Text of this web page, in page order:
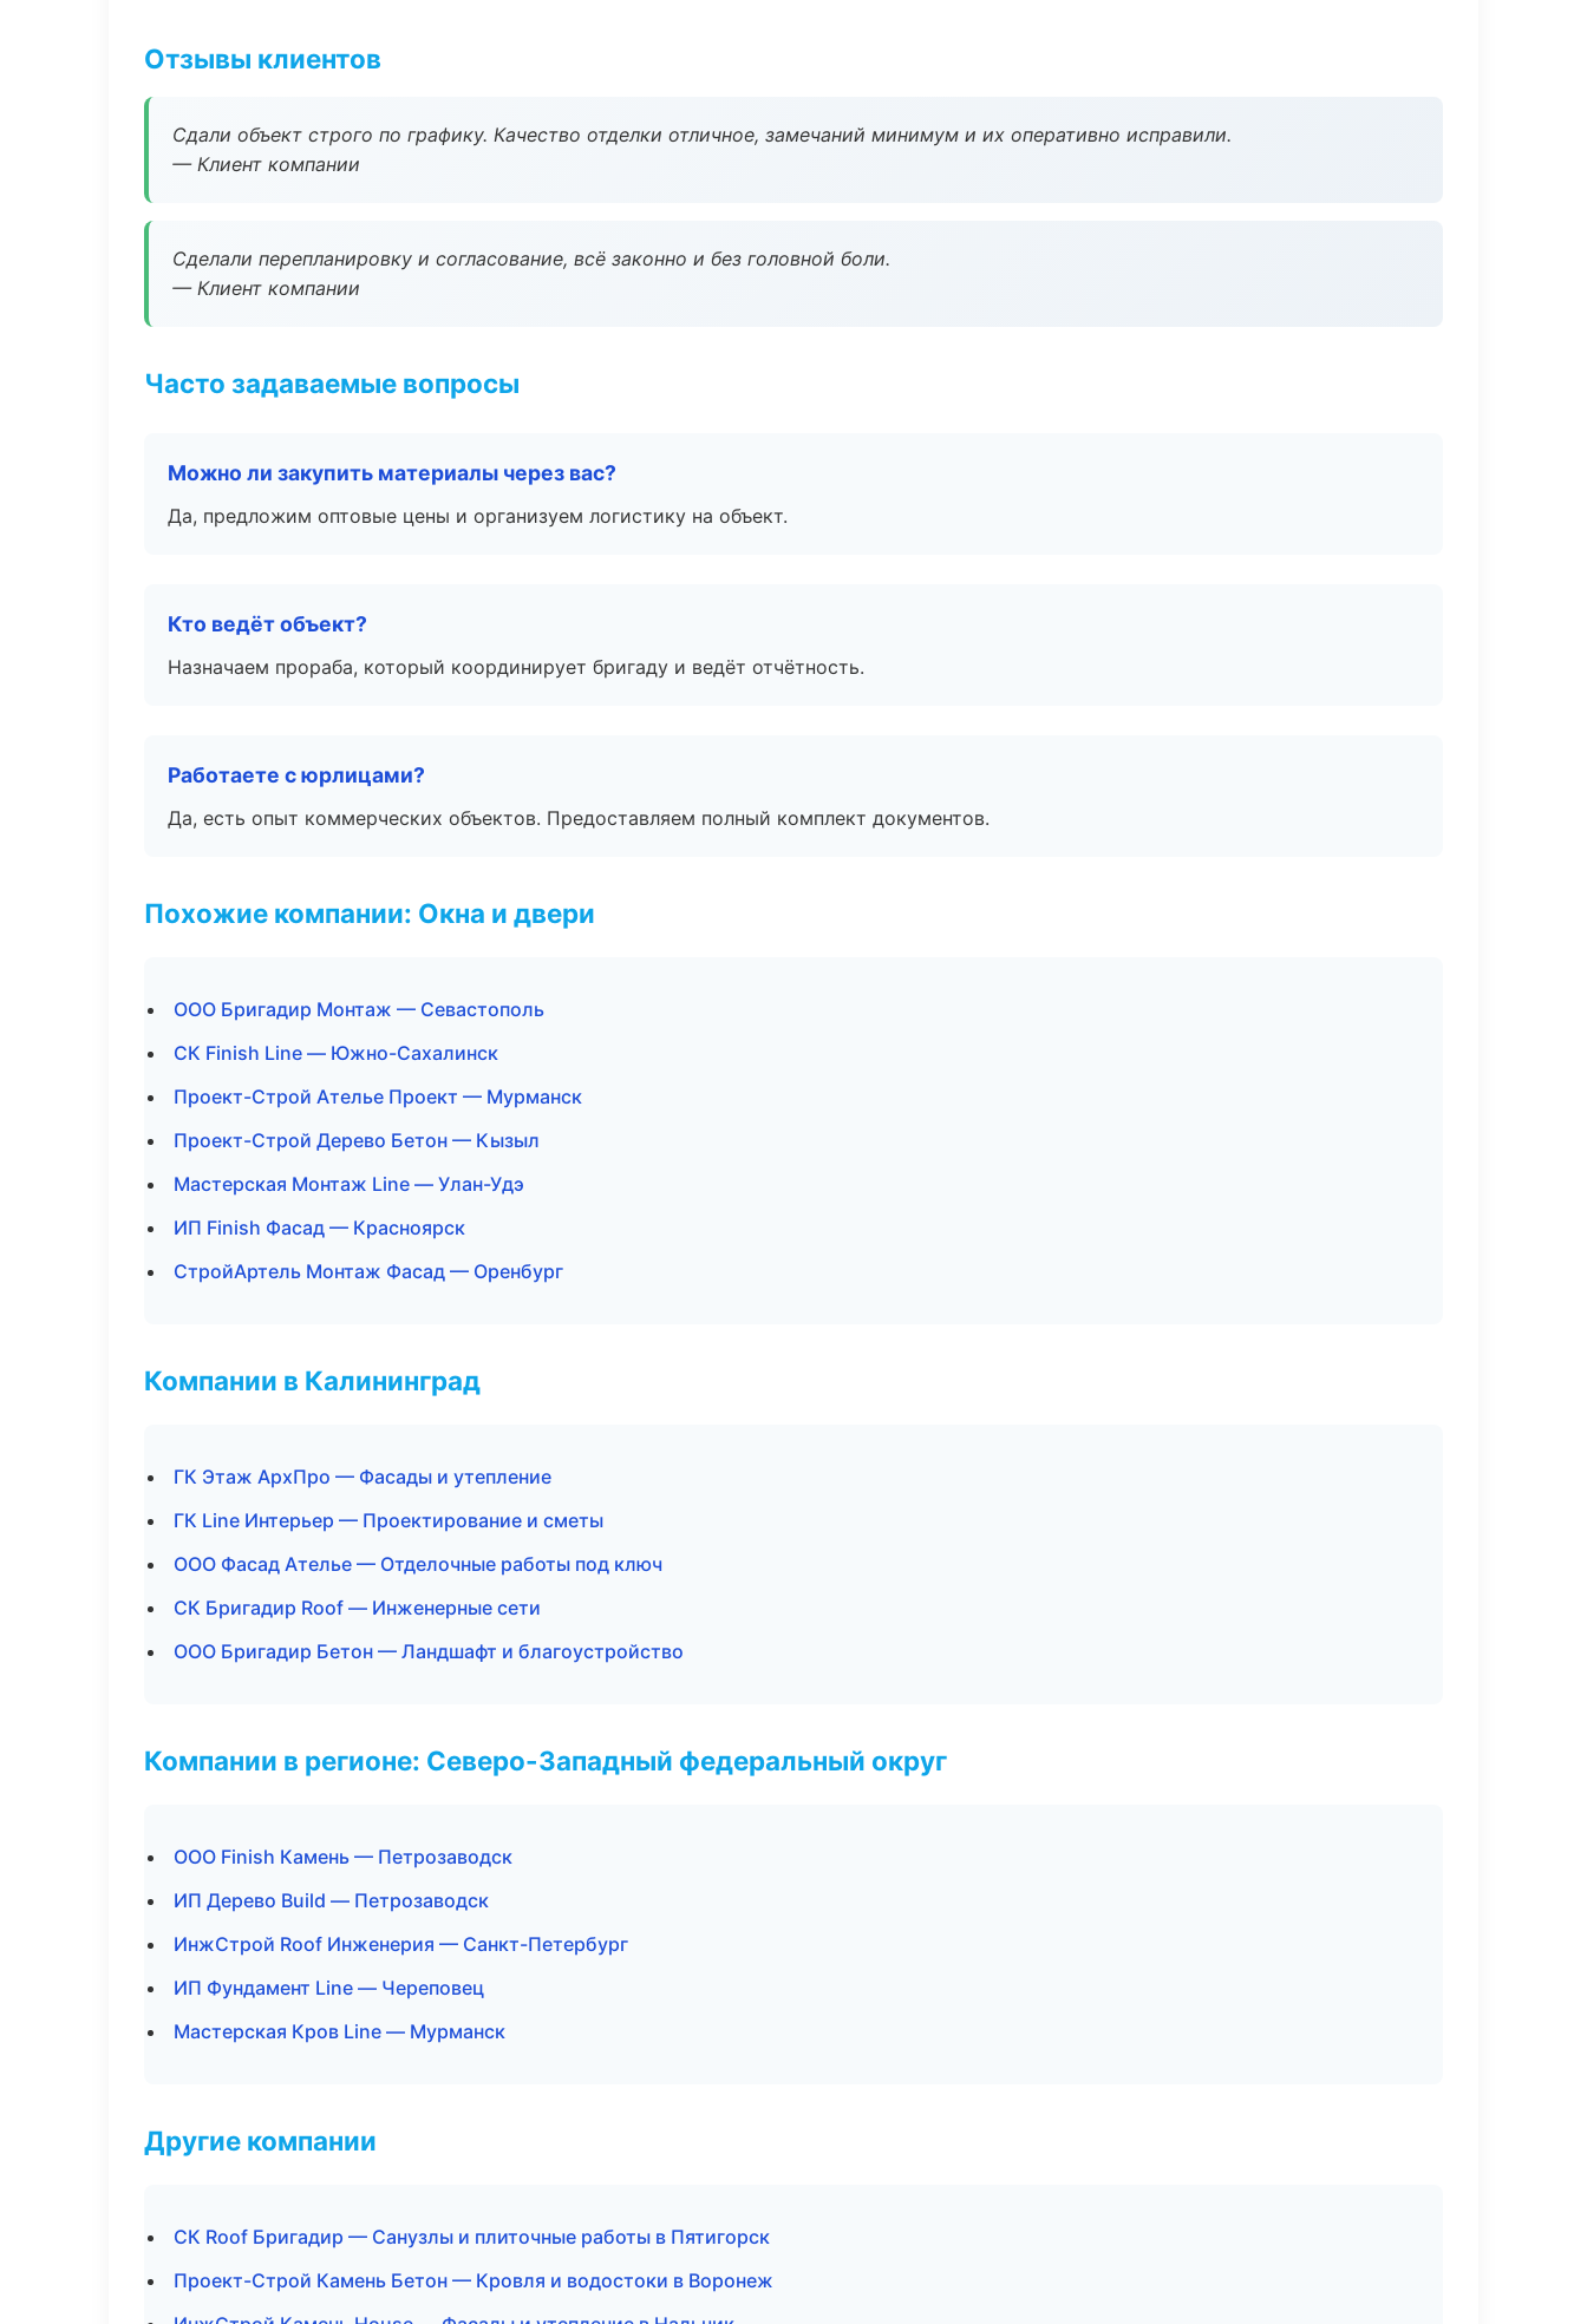
Отзывы клиентов
Сдали объект строго по графику. Качество отделки отличное, замечаний минимум и их оперативно исправили.
— Клиент компании
Сделали перепланировку и согласование, всё законно и без головной боли.
— Клиент компании
Часто задаваемые вопросы
Можно ли закупить материалы через вас?
Да, предложим оптовые цены и организуем логистику на объект.
Кто ведёт объект?
Назначаем прораба, который координирует бригаду и ведёт отчётность.
Работаете с юрлицами?
Да, есть опыт коммерческих объектов. Предоставляем полный комплект документов.
Похожие компании: Окна и двери
ООО Бригадир Монтаж — Севастополь
СК Finish Line — Южно-Сахалинск
Проект-Строй Ателье Проект — Мурманск
Проект-Строй Дерево Бетон — Кызыл
Мастерская Монтаж Line — Улан-Удэ
ИП Finish Фасад — Красноярск
СтройАртель Монтаж Фасад — Оренбург
Компании в Калининград
ГК Этаж АрхПро — Фасады и утепление
ГК Line Интерьер — Проектирование и сметы
ООО Фасад Ателье — Отделочные работы под ключ
СК Бригадир Roof — Инженерные сети
ООО Бригадир Бетон — Ландшафт и благоустройство
Компании в регионе: Северо-Западный федеральный округ
ООО Finish Камень — Петрозаводск
ИП Дерево Build — Петрозаводск
ИнжСтрой Roof Инженерия — Санкт-Петербург
ИП Фундамент Line — Череповец
Мастерская Кров Line — Мурманск
Другие компании
СК Roof Бригадир — Санузлы и плиточные работы в Пятигорск
Проект-Строй Камень Бетон — Кровля и водостоки в Воронеж